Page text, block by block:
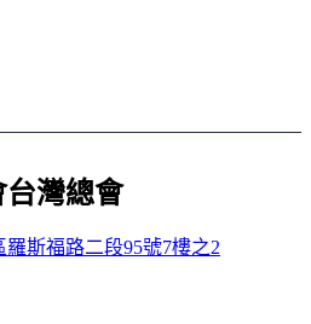
灣總會
斯福路二段95號7樓之2